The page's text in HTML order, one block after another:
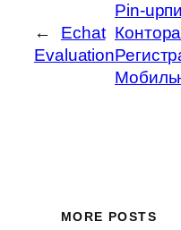
←
Echat
Evaluation
Pin-
MORE POSTS